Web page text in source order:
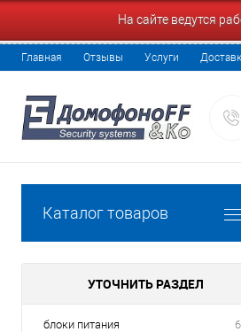
На сайте ведутся
Главная Отзывы Услуги
Каталог товаров
УТОЧНИТЬ РАЗДЕЛ
блоки питания